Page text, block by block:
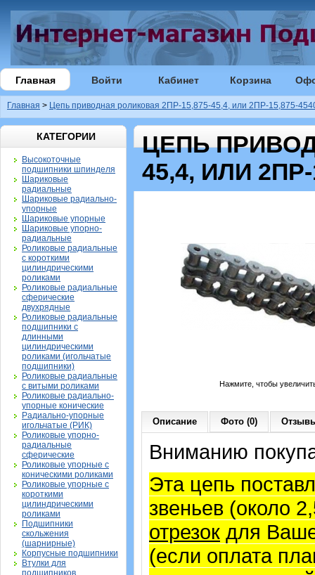
Главная Войти Кабинет Корзина
Главная > Цепь приводная роликовая 2ПР-15,875-45,4, или 2ПР-15,875-
КАТЕГОРИИ
Высокоточные
подшипники шпинделя
Шариковые
радиальные
Шариковые радиально-
упорные
Шариковые упорные
Шариковые упорно-
радиальные
Роликовые радиальные
с короткими
цилиндрическими
роликами
Роликовые радиальные
сферические
двухрядные
Роликовые радиальные
подшипники с
длинными
цилиндрическими
роликами (игольчатые
подшипники)
Роликовые радиальные
с витыми роликами
Роликовые радиально-
упорные конические
Радиально-упорные
игольчатые (РИК)
Роликовые упорно-
радиальные
сферические
Роликовые упорные с
коническими роликами
Роликовые упорные с
короткими
цилиндрическими
роликами
Подшипники
скольжения
(шарнирные)
Корпусные подшипники
Втулки для
подшипников
ЦЕПЬ
45,4, ИЛИ
Нажмите, чтобы
Описание Фото (0)
Вниманию
Эта цепь
звеньев (около
отрезок для
(если оплата